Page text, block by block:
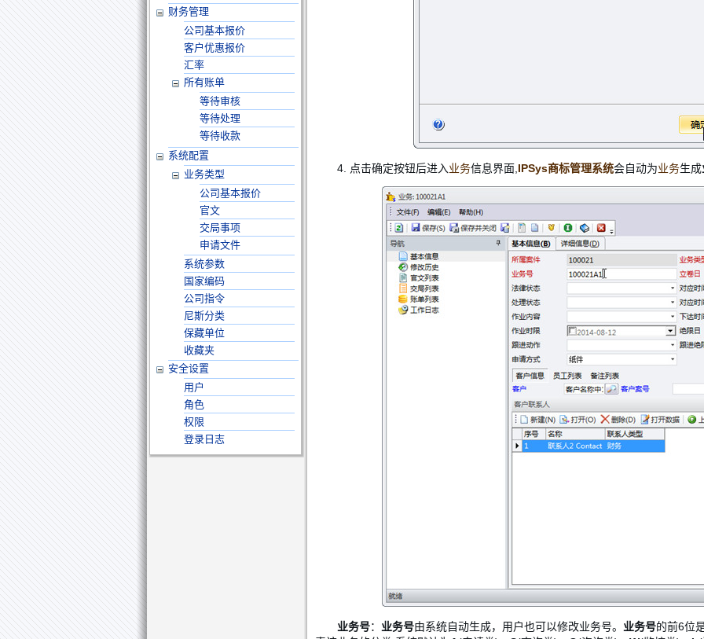
财务管理
公司基本报价
客户优惠报价
汇率
所有账单
等待审核
等待处理
等待收款
系统配置
业务类型
公司基本报价
官文
交局事项
申请文件
系统参数
国家编码
公司指令
尼斯分类
保藏单位
收藏夹
安全设置
用户
角色
权限
登录日志
4. 点击确定按钮后进入业务信息界面, IPSys商标管理系统会自动为业务生成
业务号： 业务号由系统自动生成，用户也可以修改业务号。 业务号的前6位